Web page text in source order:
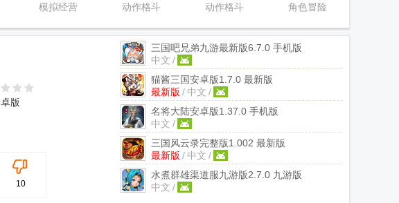
国手游官方版
模拟经营
雄手游正版
动作格斗
官服版
动作格斗
正版
角色冒险
版
三国吧兄弟九游最新版6.7.0 手机版
中文 /
猫酱三国安卓版1.7.0 最新版
最新版 / 中文 /
名将大陆安卓版1.37.0 手机版
中文 /
三国风云录完整版1.002 最新版
最新版 / 中文 /
水煮群雄渠道服九游版2.7.0 九游版
中文 /
10